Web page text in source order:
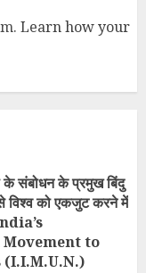
Learn how your
के संबोधन के प्रमुख बिंदु
विश्व को एकजुट करने में
to